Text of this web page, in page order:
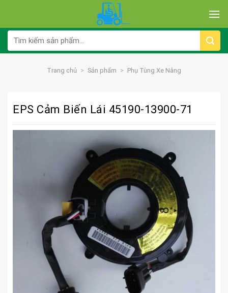
content
kiếm:
Trang chủ > Sản phẩm > Phụ Tùng Xe Nâng
EPS Cảm Biến Lái 45190-13900-71